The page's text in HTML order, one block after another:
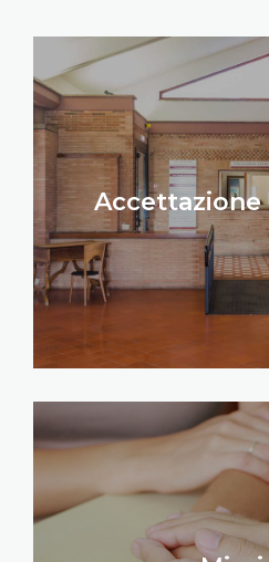
Accettazione